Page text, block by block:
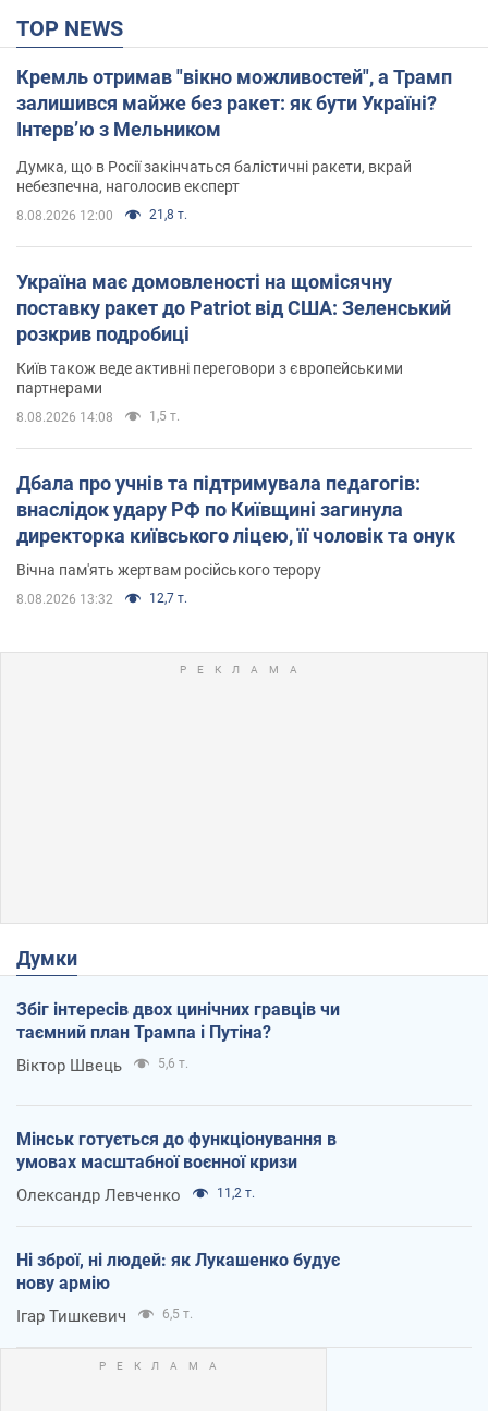
TOP NEWS
Кремль отримав "вікно можливостей", а Трамп
залишився майже без ракет: як бути Україні?
Інтерв’ю з Мельником
Думка, що в Росії закінчаться балістичні ракети, вкрай
небезпечна, наголосив експерт
8.08.2026 12:00 21,8 т.
Україна має домовленості на щомісячну
поставку ракет до Patriot від США: Зеленський
розкрив подробиці
Київ також веде активні переговори з європейськими
партнерами
8.08.2026 14:08 1,5 т.
Дбала про учнів та підтримувала педагогів:
внаслідок удару РФ по Київщині загинула
директорка київського ліцею, її чоловік та онук
Вічна пам'ять жертвам російського терору
8.08.2026 13:32 12,7 т.
Думки
Збіг інтересів двох цинічних гравців чи
таємний план Трампа і Путіна?
Віктор Швець 5,6 т.
Мінськ готується до функціонування в
умовах масштабної воєнної кризи
Олександр Левченко 11,2 т.
Ні зброї, ні людей: як Лукашенко будує
нову армію
Ігар Тишкевич 6,5 т.